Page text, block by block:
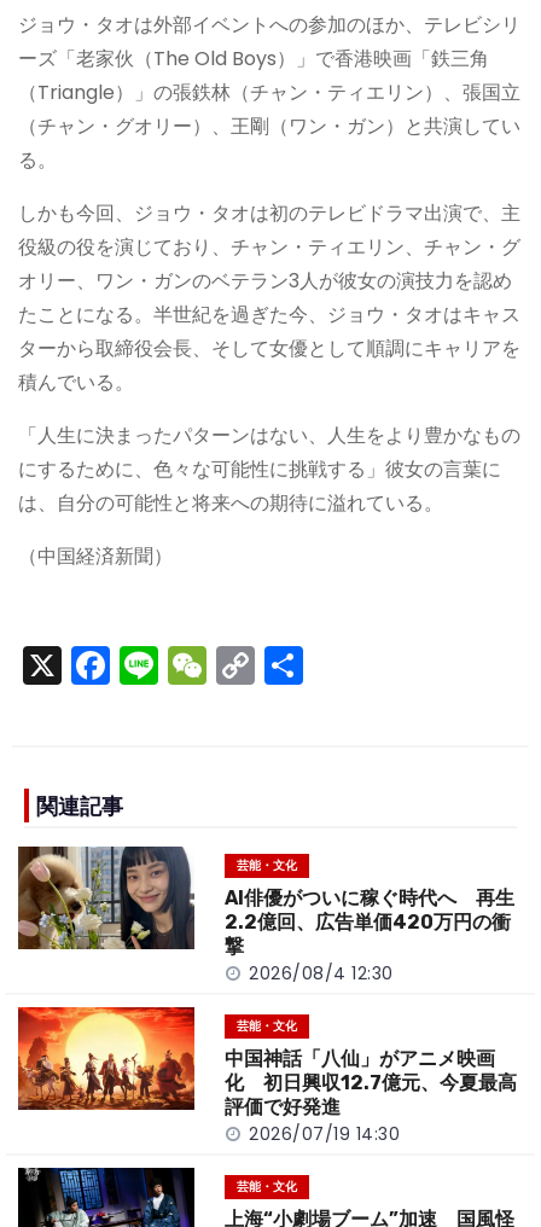
ジョウ・タオは外部イベントへの参加のほか、テレビシリ
ーズ「老家伙（The Old Boys）」で香港映画「鉄三角
（Triangle）」の張鉄林（チャン・ティエリン）、張国立
（チャン・グオリー）、王剛（ワン・ガン）と共演してい
る。
しかも今回、ジョウ・タオは初のテレビドラマ出演で、主
役級の役を演じており、チャン・ティエリン、チャン・グ
オリー、ワン・ガンのベテラン3人が彼女の演技力を認め
たことになる。半世紀を過ぎた今、ジョウ・タオはキャス
ターから取締役会長、そして女優として順調にキャリアを
積んでいる。
「人生に決まったパターンはない、人生をより豊かなもの
にするために、色々な可能性に挑戦する」彼女の言葉に
は、自分の可能性と将来への期待に溢れている。
（中国経済新聞）
X F
a
e
b
o
o
k
Li
n
W
e
C
o
n
k
関連記事
芸能・文化
AI俳優がついに稼ぐ時代へ 再生
2.2億回、広告単価420万円の衝
撃
2026/08/4 12:30
芸能・文化
中国神話「八仙」がアニメ映画
化 初日興収12.7億元、今夏最高
評価で好発進
2026/07/19 14:30
芸能・文化
上海“小劇場ブーム”加速 国風怪